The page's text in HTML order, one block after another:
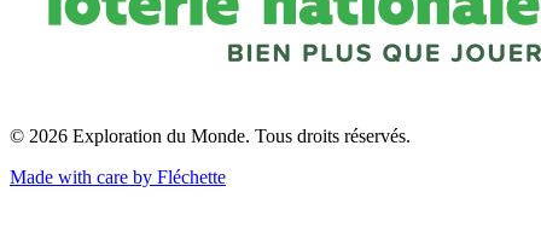
© 2026 Exploration du Monde. Tous droits réservés.
Made with care by Fléchette